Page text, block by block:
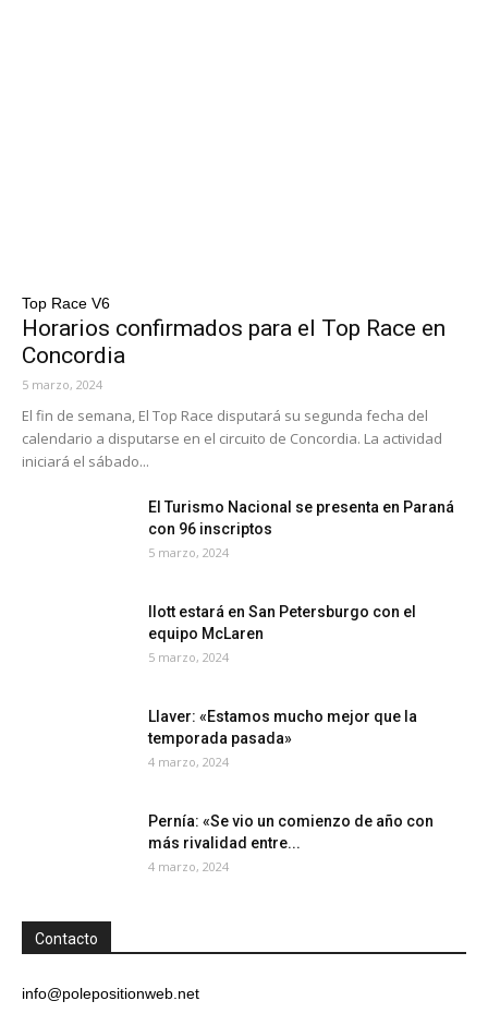
Top Race V6
Horarios confirmados para el Top Race en
Concordia
5 marzo, 2024
El fin de semana, El Top Race disputará su segunda fecha del
calendario a disputarse en el circuito de Concordia. La actividad
iniciará el sábado...
El Turismo Nacional se presenta en Paraná
con 96 inscriptos
5 marzo, 2024
Ilott estará en San Petersburgo con el
equipo McLaren
5 marzo, 2024
Llaver: «Estamos mucho mejor que la
temporada pasada»
4 marzo, 2024
Pernía: «Se vio un comienzo de año con
más rivalidad entre...
4 marzo, 2024
Contacto
info@polepositionweb.net